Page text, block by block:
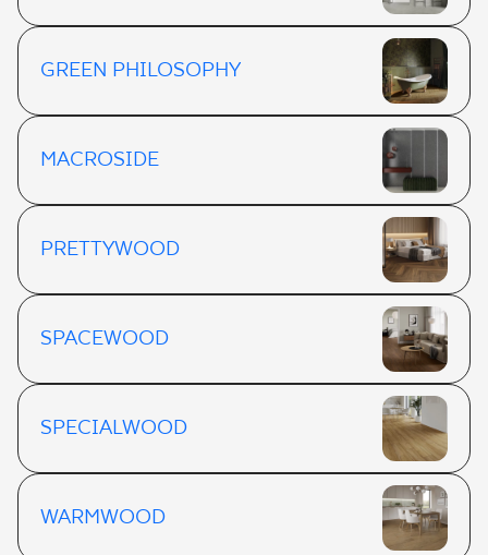
GREEN PHILOSOPHY
MACROSIDE
PRETTYWOOD
SPACEWOOD
SPECIALWOOD
WARMWOOD